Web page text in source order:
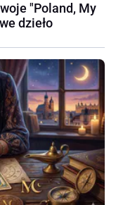
"Poland, My
dzieło